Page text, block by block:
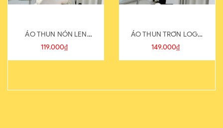
ÁO THUN NÓN LEN
821-1
119.000₫
ÁO THUN TRƠN LOGO
SAU
149.000₫